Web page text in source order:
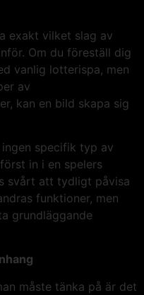
exakt vilket slag av
Om du föreställ dig
vanlig lotterispa, men
av
kan en bild skapa sig
specifik typ av
in i en spelers
svårt att tydligt påvisa
funktioner, men
grundläggande
måste tänka på är det